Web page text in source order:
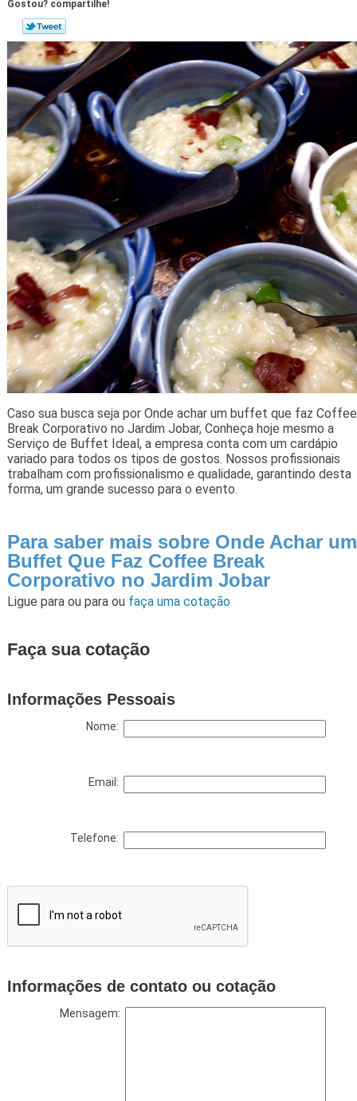
Gostou? compartilhe!
Caso sua busca seja por Onde achar um buffet que faz Coffee
Break Corporativo no Jardim Jobar, Conheça hoje mesmo a
Serviço de Buffet Ideal, a empresa conta com um cardápio
variado para todos os tipos de gostos. Nossos profissionais
trabalham com profissionalismo e qualidade, garantindo desta
forma, um grande sucesso para o evento.
Para saber mais sobre Onde Achar um
Buffet Que Faz Coffee Break
Corporativo no Jardim Jobar
Ligue para ou para ou faça uma cotação
Faça sua cotação
Informações Pessoais
Nome:
Email:
Telefone:
Informações de contato ou cotação
Mensagem: